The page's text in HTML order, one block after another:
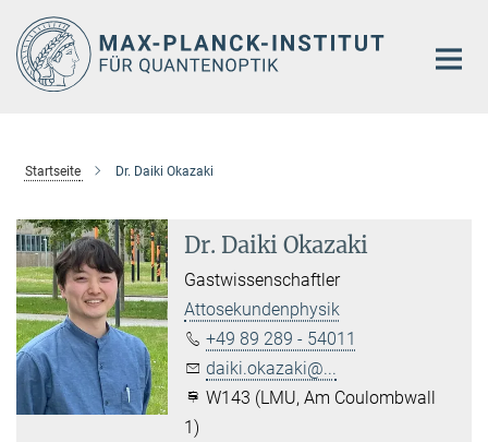
Hauptinhalt
Startseite Dr. Daiki Okazaki
Dr. Daiki Okazaki
Gastwissenschaftler
Attosekundenphysik
+49 89 289 - 54011
daiki.okazaki@...
W143 (LMU, Am Coulombwall
1)